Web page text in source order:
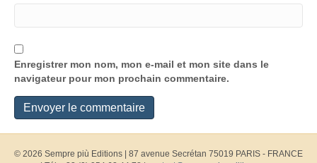
Enregistrer mon nom, mon e-mail et mon site dans le
navigateur pour mon prochain commentaire.
© 2026 Sempre più Editions
87 avenue Secrétan 75019 PARIS - FRANCE